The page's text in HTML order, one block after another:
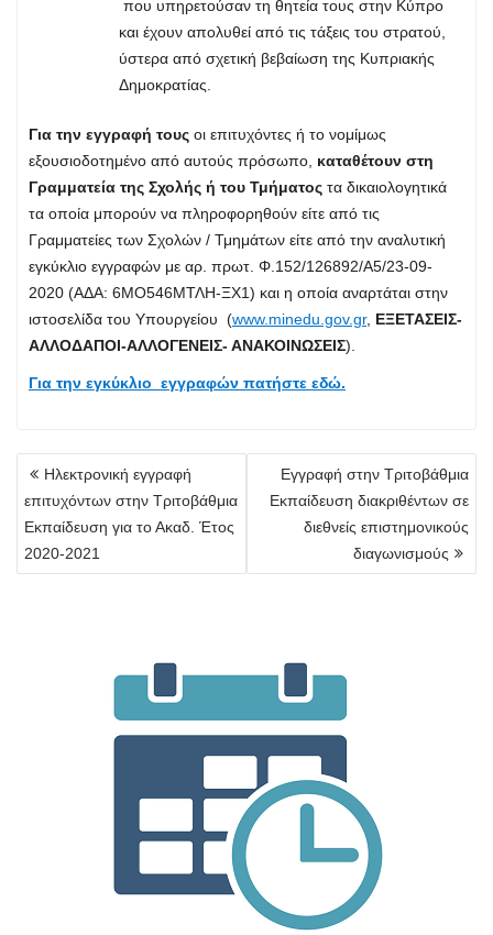
που υπηρετούσαν τη θητεία τους στην Κύπρο
και έχουν απολυθεί από τις τάξεις του στρατού,
ύστερα από σχετική βεβαίωση της Κυπριακής
Δημοκρατίας.
Για την εγγραφή τους οι επιτυχόντες ή το νομίμως
εξουσιοδοτημένο από αυτούς πρόσωπο, καταθέτουν στη
Γραμματεία της Σχολής ή του Τμήματος τα δικαιολογητικά
τα οποία μπορούν να πληροφορηθούν είτε από τις
Γραμματείες των Σχολών / Τμημάτων είτε από την αναλυτική
εγκύκλιο εγγραφών με αρ. πρωτ. Φ.152/126892/Α5/23-09-
2020 (ΑΔΑ: 6ΜΟ546ΜΤΛΗ-ΞΧ1) και η οποία αναρτάται στην
ιστοσελίδα του Υπουργείου (www.minedu.gov.gr, ΕΞΕΤΑΣΕΙΣ-
ΑΛΛΟΔΑΠΟΙ-ΑΛΛΟΓΕΝΕΙΣ- ΑΝΑΚΟΙΝΩΣΕΙΣ).
Για την εγκύκλιο εγγραφών πατήστε εδώ.
Πλοήγηση
άρθρων
Ηλεκτρονική εγγραφή
επιτυχόντων στην Τριτοβάθμια
Εκπαίδευση για το Ακαδ. Έτος
2020-2021
Εγγραφή στην Τριτοβάθμια
Εκπαίδευση διακριθέντων σε
διεθνείς επιστημονικούς
διαγωνισμούς